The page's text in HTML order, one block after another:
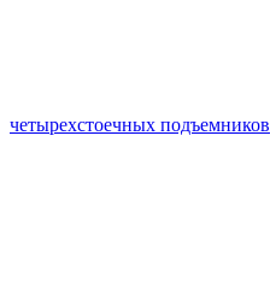
четырехстоечных подъемников